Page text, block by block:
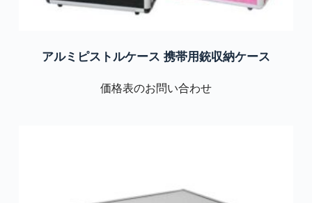
アルミピストルケース 携帯用銃収納ケース
価格表のお問い合わせ